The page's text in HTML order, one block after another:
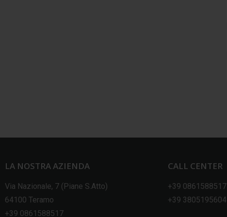
LA NOSTRA AZIENDA
Via Nazionale, 7 (Piane S.Atto)
64100 Teramo
+39 0861588517
CALL CENTER
+39 0861588517
+39 3805195604